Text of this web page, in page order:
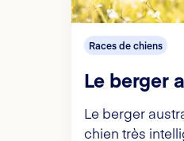
Races de chiens
Le berger
Le berger
chien très